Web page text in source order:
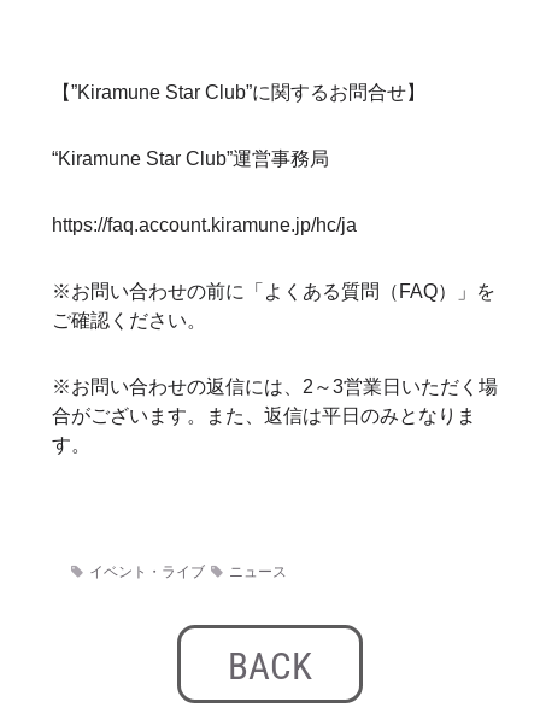
イベント・ライブ ニュース
【”Kiramune Star Club”に関するお問合せ】
“Kiramune Star Club”運営事務局
https://faq.account.kiramune.jp/hc/ja
※お問い合わせの前に「よくある質問（FAQ）」を
ご確認ください。
※お問い合わせの返信には、2～3営業日いただく場
合がございます。また、返信は平日のみとなりま
す。
BACK